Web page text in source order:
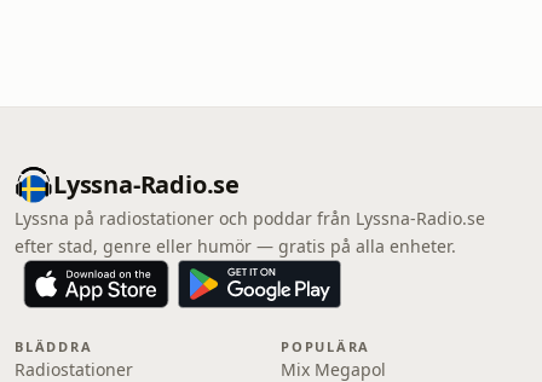
Lyssna-Radio.se
Lyssna på radiostationer och poddar från Lyssna-Radio.se
efter stad, genre eller humör — gratis på alla enheter.
BLÄDDRA
Radiostationer
POPULÄRA
Mix Megapol